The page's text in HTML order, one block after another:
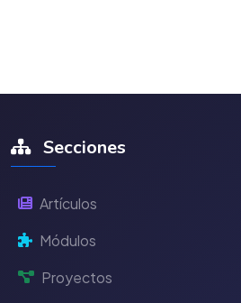
Secciones
Artículos
Módulos
Proyectos